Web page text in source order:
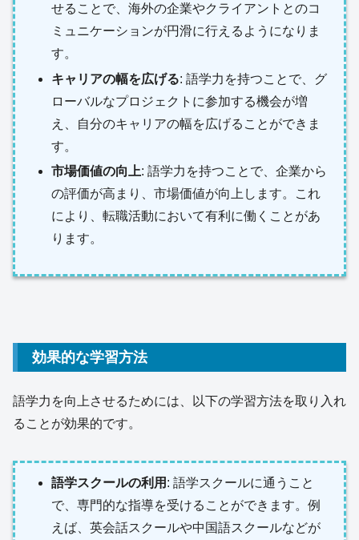
せることで、海外の企業やクライアントとのコ
ミュニケーションが円滑に行えるようになりま
す。
キャリアの幅を広げる: 語学力を持つことで、グ
ローバルなプロジェクトに参加する機会が増
え、自分のキャリアの幅を広げることができま
す。
市場価値の向上: 語学力を持つことで、企業から
の評価が高まり、市場価値が向上します。これ
により、転職活動において有利に働くことがあ
ります。
効果的な学習方法
語学力を向上させるためには、以下の学習方法を取り入れ
ることが効果的です。
語学スクールの利用 : 語学スクールに通うこと
で、専門的な指導を受けることができます。例
えば、英会話スクールや中国語スクールなどが